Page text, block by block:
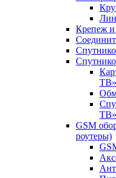
Крепеж
ТВ»
GSM
роутеры)